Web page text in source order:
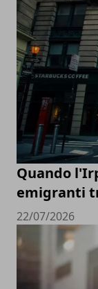
Quando
emigranti
22/07/2026